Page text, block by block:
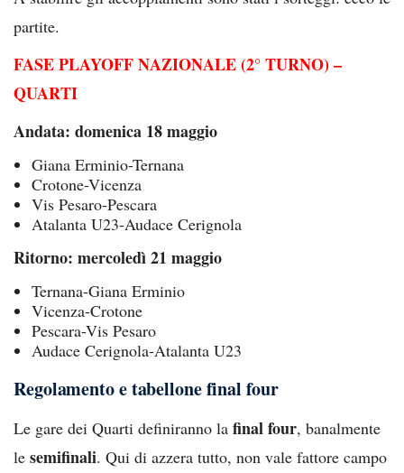
partite.
FASE PLAYOFF NAZIONALE (2° TURNO) –
QUARTI
Andata: domenica 18 maggio
Giana Erminio-Ternana
Crotone-Vicenza
Vis Pesaro-Pescara
Atalanta U23-Audace Cerignola
Ritorno: mercoledì 21 maggio
Ternana-Giana Erminio
Vicenza-Crotone
Pescara-Vis Pesaro
Audace Cerignola-Atalanta U23
Regolamento e tabellone final four
Le gare dei Quarti definiranno la final four, banalmente
le semifinali. Qui di azzera tutto, non vale fattore campo